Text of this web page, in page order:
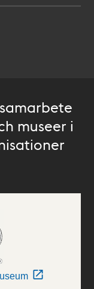
museer i